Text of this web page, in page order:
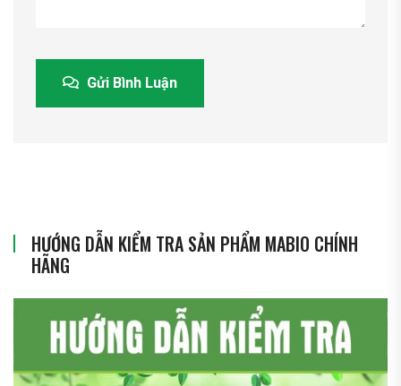
Gửi Bình Luận
HƯỚNG DẪN KIỂM TRA SẢN PHẨM MABIO CHÍNH
HÃNG